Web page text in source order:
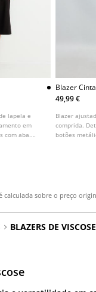
lapela e
em
com aba.
Blazer
Metalicos
49,99 €
Blazer
comprida.
botões
calculada sobre o preço
BLAZERS DE VISCOSE